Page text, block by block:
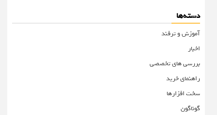
دسته‌ها
آموزش و ترفند
اخبار
بررسی های تخصصی
راهنمای خرید
سخت افزارها
گوناگون